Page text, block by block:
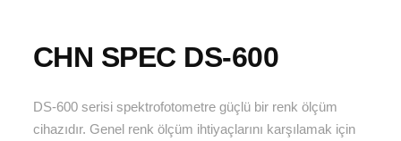
CHN SPEC DS-600
DS-600 serisi spektrofotometre güçlü bir renk ölçüm
cihazıdır. Genel renk ölçüm ihtiyaçlarını karşılamak için